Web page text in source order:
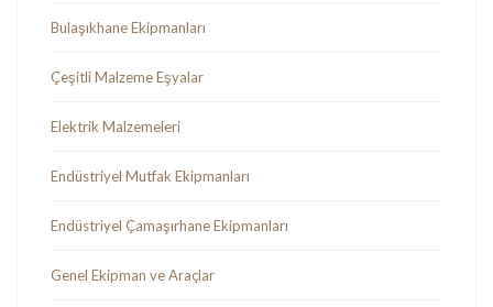
Bulaşıkhane Ekipmanları
Çeşitli Malzeme Eşyalar
Elektrik Malzemeleri
Endüstriyel Mutfak Ekipmanları
Endüstriyel Çamaşırhane Ekipmanları
Genel Ekipman ve Araçlar